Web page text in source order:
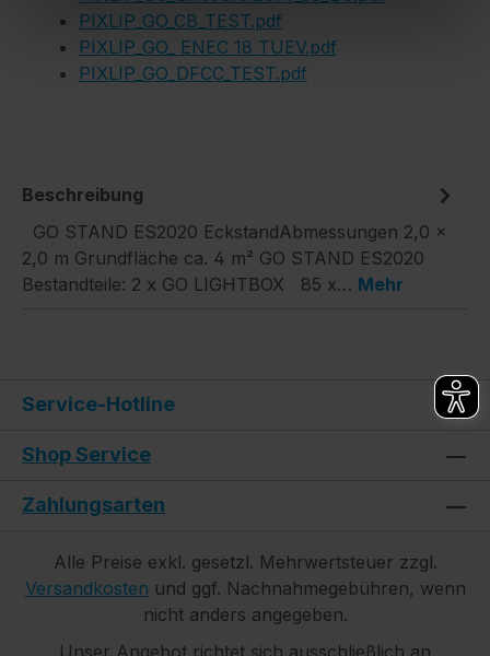
PIXLIP_GO_CB_TEST.pdf
PIXLIP_GO_ ENEC 18 TUEV.pdf
PIXLIP_GO_DFCC_TEST.pdf
Beschreibung
GO STAND ES2020 EckstandAbmessungen 2,0 ×
2,0 m Grundfläche ca. 4 m² GO STAND ES2020
Bestandteile: 2 x GO LIGHTBOX 85 x… Mehr
Service-Hotline
Shop Service
Zahlungsarten
Alle Preise exkl. gesetzl. Mehrwertsteuer zzgl.
Versandkosten und ggf. Nachnahmegebühren, wenn
nicht anders angegeben.